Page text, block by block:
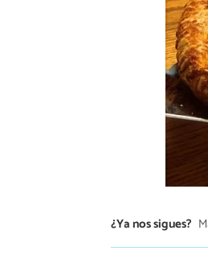
¿Ya nos sigues?